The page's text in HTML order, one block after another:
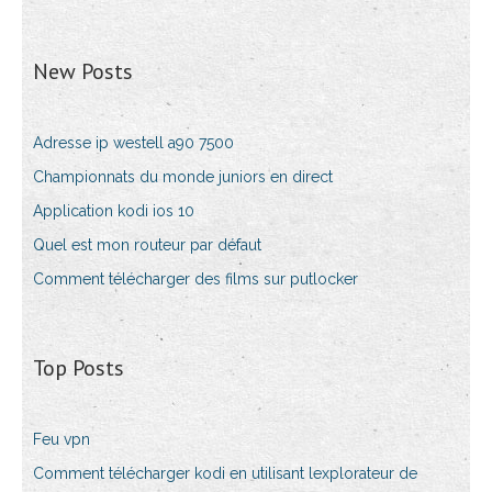
New Posts
Adresse ip westell a90 7500
Championnats du monde juniors en direct
Application kodi ios 10
Quel est mon routeur par défaut
Comment télécharger des films sur putlocker
Top Posts
Feu vpn
Comment télécharger kodi en utilisant lexplorateur de